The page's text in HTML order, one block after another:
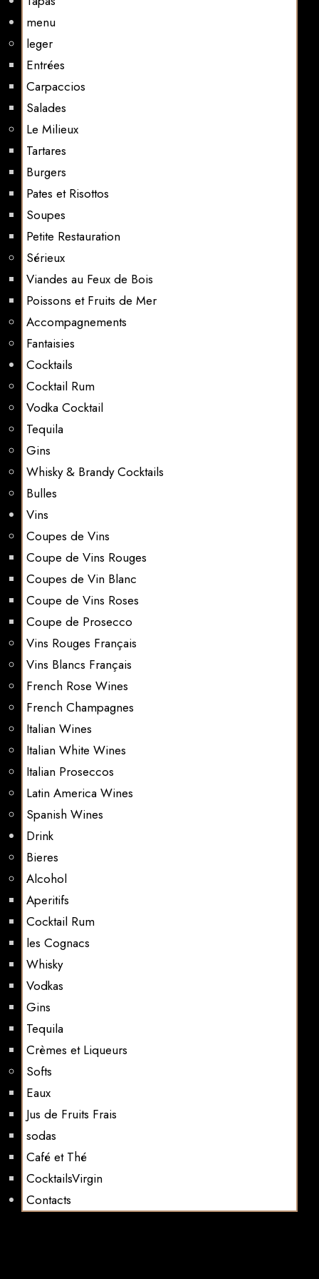
menu
leger
Entrées
Carpaccios
Salades
Le Milieux
Tartares
Burgers
Pates et Risottos
Soupes
Petite Restauration
Sérieux
Viandes au Feux de Bois
Poissons et Fruits de Mer
Accompagnements
Fantaisies
Cocktails
Cocktail Rum
Vodka Cocktail
Tequila
Gins
Whisky & Brandy Cocktails
Bulles
Vins
Coupes de Vins
Coupe de Vins Rouges
Coupes de Vin Blanc
Coupe de Vins Roses
Coupe de Prosecco
Vins Rouges Français
Vins Blancs Français
French Rose Wines
French Champagnes
Italian Wines
Italian White Wines
Italian Proseccos
Latin America Wines
Spanish Wines
Drink
Bieres
Alcohol
Aperitifs
Cocktail Rum
les Cognacs
Whisky
Vodkas
Gins
Tequila
Crèmes et Liqueurs
Softs
Eaux
Jus de Fruits Frais
sodas
Café et Thé
CocktailsVirgin​
Contacts